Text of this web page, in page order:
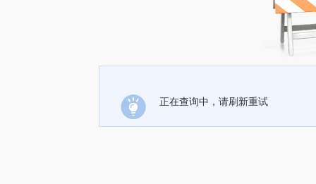
正在查询中，请刷新重试